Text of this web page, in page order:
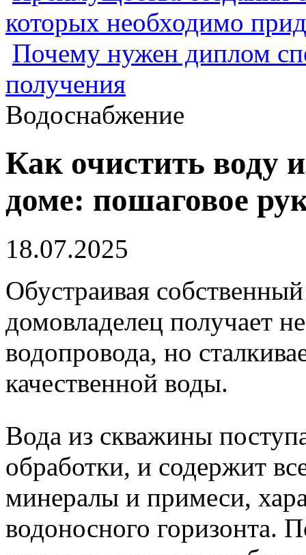
которых необходимо
Почему нужен диплом
получения
Водоснабжение
Как очистить воду
доме: пошаговое
18.07.2025
Обустраивая
домовладелец получает
водопровода, но
качественной воды.
Вода из скважины
обработки, и содержит
минералы и примеси,
водоносного горизонта.